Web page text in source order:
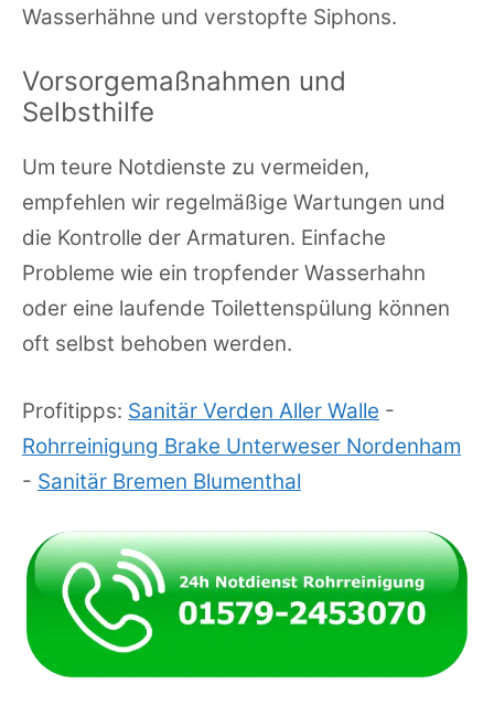
Wasserhähne und verstopfte Siphons.
Vorsorgemaßnahmen und
Selbsthilfe
Um teure Notdienste zu vermeiden,
empfehlen wir regelmäßige Wartungen und
die Kontrolle der Armaturen. Einfache
Probleme wie ein tropfender Wasserhahn
oder eine laufende Toilettenspülung können
oft selbst behoben werden.
Profitipps: Sanitär Verden Aller Walle -
Rohrreinigung Brake Unterweser Nordenham
- Sanitär Bremen Blumenthal